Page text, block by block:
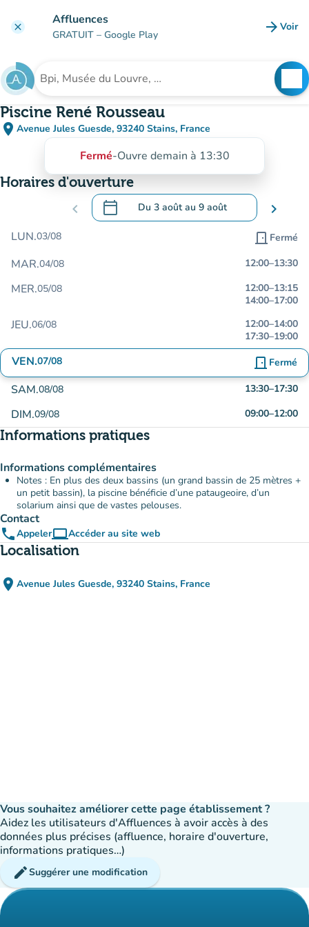
clear Affluences
GRATUIT – Google Play arrow_forward Voir
Rechercher un établissement
Piscine René Rousseau
place Avenue Jules Guesde, 93240 Stains, France
(ouvrir dans Google Maps)
(nouvel onglet)
Fermé-Ouvre demain à 13:30
Horaires d'ouverture
chevron_left calendar_today Du 3 aoûtau 9 août
.Ouvrir le calendrier pour changer de
chevron_right
LUN.03/08 door_front Fermé
MAR.04/08 12:00–13:30
MER.05/08 12:00–13:15
14:00–17:00
JEU.06/08 12:00–14:00
17:30–19:00
VEN.07/08 door_front Fermé
SAM.08/08 13:30–17:30
DIM.09/08 09:00–12:00
Informations pratiques
Informations complémentaires
Notes : En plus des deux bassins (un grand bassin de 25 mètres +
un petit bassin), la piscine bénéficie d’une pataugeoire, d’un
solarium ainsi que de vastes pelouses.
Contact
phoneAppelercomputerAccéder au site web
(nouvel onglet)
Localisation
place Avenue Jules Guesde, 93240 Stains, France
(ouvrir dans Google Maps)
(nouvel onglet)
Vous souhaitez améliorer cette page établissement ?
Aidez les utilisateurs d'Affluences à avoir accès à des
données plus précises (affluence, horaire d'ouverture,
informations pratiques…)
editSuggérer une modification